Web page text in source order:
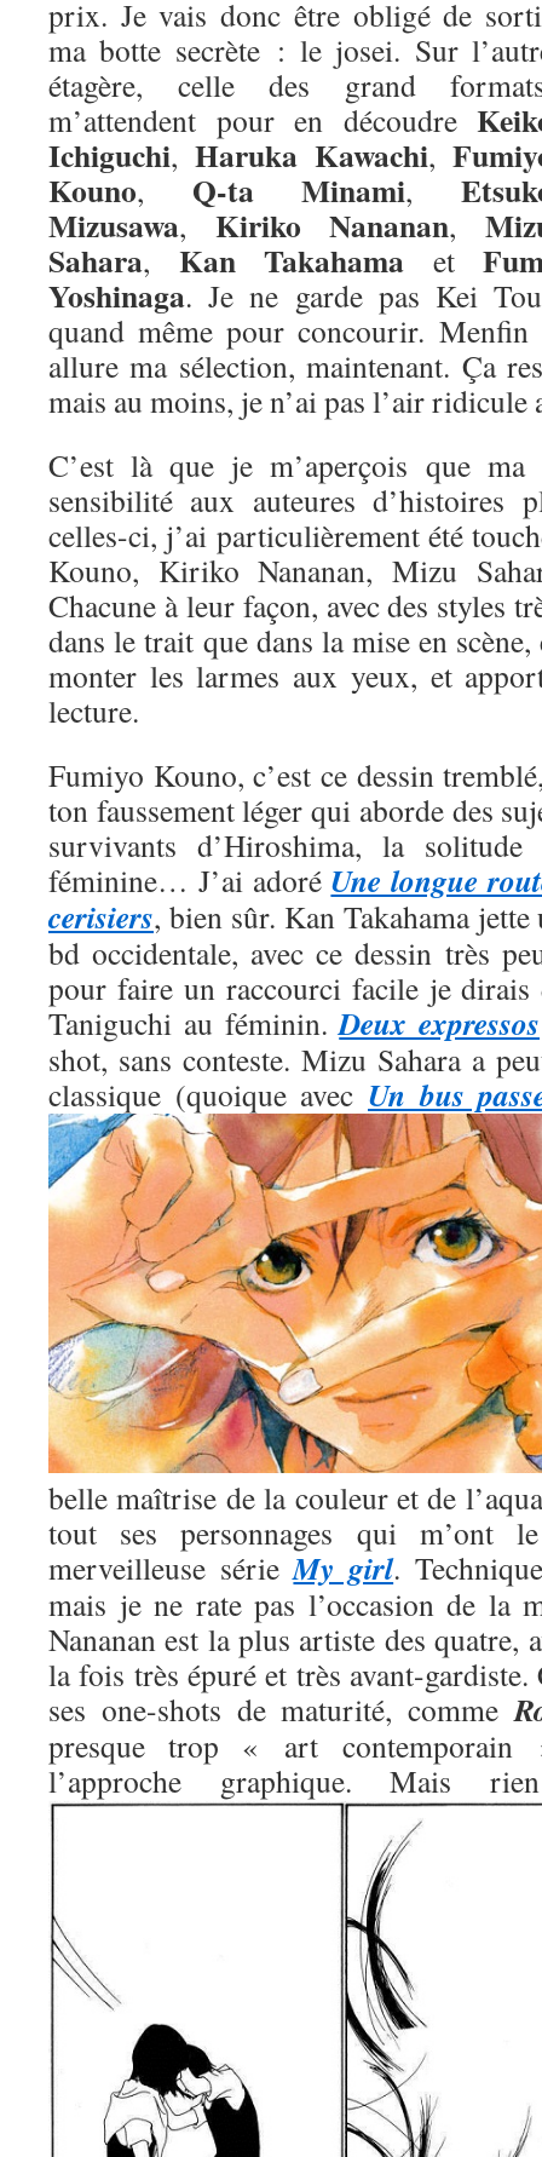
prix. Je vais donc être obligé de
ma botte secrète : le josei. Sur
étagère, celle des grand
m’attendent pour en découdre
Ichiguchi, Haruka Kawachi,
Kouno, Q-ta Minami,
Mizusawa, Kiriko Nananan,
Sahara, Kan Takahama et
Yoshinaga. Je ne garde pas Kei
quand même pour concourir.
allure ma sélection, maintenant. Ça
mais au moins, je n’ai pas l’air ridicule
C’est là que je m’aperçois que
sensibilité aux auteures d’histoires
celles-ci, j’ai particulièrement été
Kouno, Kiriko Nananan, Mizu
Chacune à leur façon, avec des styles
dans le trait que dans la mise en
monter les larmes aux yeux, et
lecture.
Fumiyo Kouno, c’est ce dessin
ton faussement léger qui aborde des
survivants d’Hiroshima, la
féminine… J’ai adoré Une longue
cerisiers, bien sûr. Kan Takahama
bd occidentale, avec ce dessin très
pour faire un raccourci facile je dirais
Taniguchi au féminin.Deux expressos
shot, sans conteste. Mizu Sahara a
classique (quoique avec Un bus
belle maîtrise de la couleur et de
tout ses personnages qui m’ont
merveilleuse sérieMy girl.
mais je ne rate pas l’occasion de la
Nananan est la plus artiste des quatre,
la fois très épuré et très avant-
ses one-shots de maturité, comme
presque trop « art contemporain
l’approche graphique. Mais